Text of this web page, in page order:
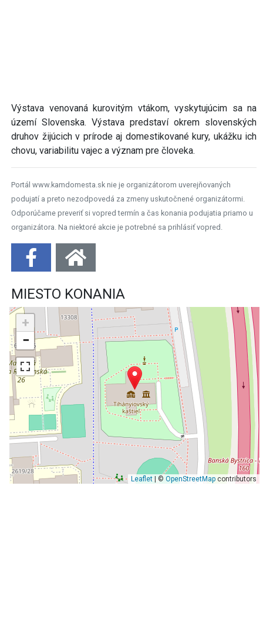
Výstava venovaná kurovitým vtákom, vyskytujúcim sa na
území Slovenska. Výstava predstaví okrem slovenských
druhov žijúcich v prírode aj domestikované kury, ukážku ich
chovu, variabilitu vajec a význam pre človeka.
Portál www.kamdomesta.sk nie je organizátorom uverejňovaných
podujatí a preto nezodpovedá za zmeny uskutočnené organizátormi.
Odporúčame preveriť si vopred termín a čas konania podujatia priamo u
organizátora. Na niektoré akcie je potrebné sa prihlásiť vopred.
MIESTO KONANIA
+
−
Leaflet| © OpenStreetMapcontributors